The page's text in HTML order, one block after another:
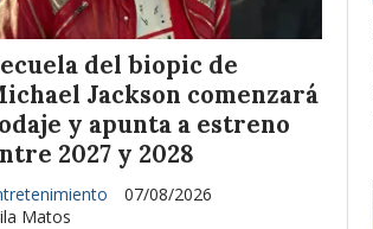
del biopic de
Jackson comenzará
y apunta a estreno
2027 y 2028
Matos
07/08/2026